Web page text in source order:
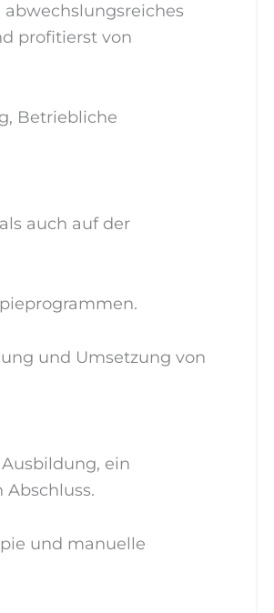
profitierst von
Betriebliche
auch auf der
und Umsetzung von
ein
und manuelle